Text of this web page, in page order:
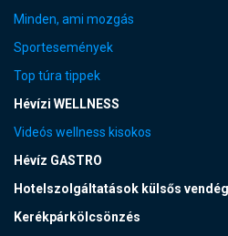
Minden, ami mozgás
Sportesemények
Top túra tippek
Hévízi WELLNESS
Videós wellness kisokos
Hévíz GASTRO
Hotelszolgáltatások külsős
Kerékpárkölcsönzés